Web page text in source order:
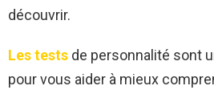
découvrir.
Les tests de personnalité sont
pour vous aider à mieux